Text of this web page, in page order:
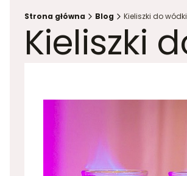
Strona główna Blog Kieliszki do
Kieliszki